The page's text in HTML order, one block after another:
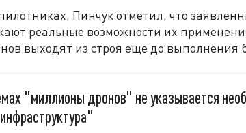
Пинчук отметил, что
реальные возможности их
выходят из строя еще до выполнения
"миллионы дронов" не указывается